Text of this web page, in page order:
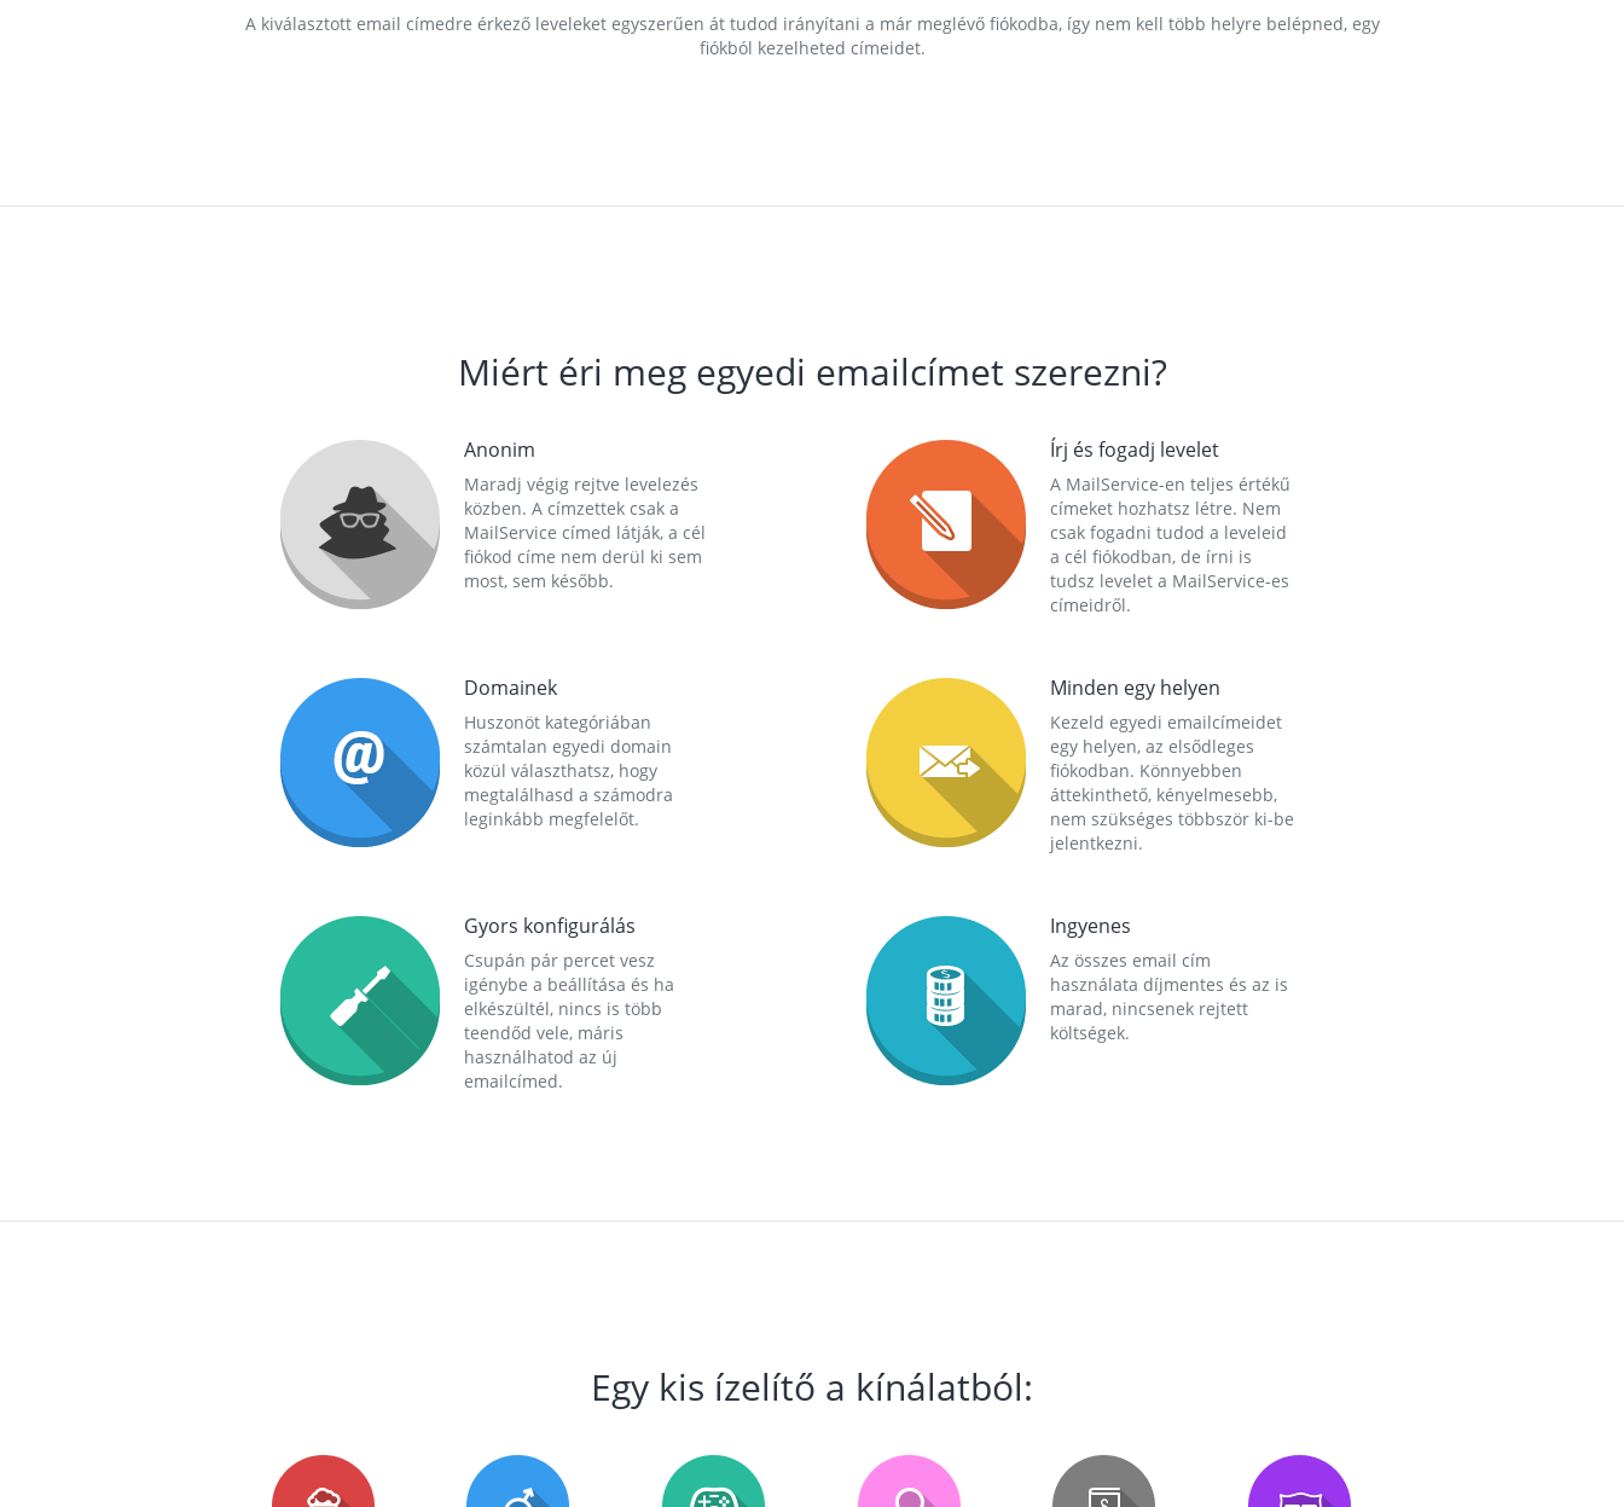
A kiválasztott email címedre érkező leveleket egyszerűen át tudod irányítani a már meglévő fiókodba, így nem kell több helyre belépned, egy
fiókból kezelheted címeidet.
Miért éri meg egyedi emailcímet szerezni?
Anonim
Maradj végig rejtve levelezés
közben. A címzettek csak a
MailService címed látják, a cél
fiókod címe nem derül ki sem
most, sem később.
Írj és fogadj levelet
A MailService-en teljes értékű
címeket hozhatsz létre. Nem
csak fogadni tudod a leveleid
a cél fiókodban, de írni is
tudsz levelet a MailService-es
címeidről.
Domainek
Huszonöt kategóriában
számtalan egyedi domain
közül választhatsz, hogy
megtalálhasd a számodra
leginkább megfelelőt.
Minden egy helyen
Kezeld egyedi emailcímeidet
egy helyen, az elsődleges
fiókodban. Könnyebben
áttekinthető, kényelmesebb,
nem szükséges többször ki-be
jelentkezni.
Gyors konfigurálás
Csupán pár percet vesz
igénybe a beállítása és ha
elkészültél, nincs is több
teendőd vele, máris
használhatod az új
emailcímed.
Ingyenes
Az összes email cím
használata díjmentes és az is
marad, nincsenek rejtett
költségek.
Egy kis ízelítő a kínálatból: